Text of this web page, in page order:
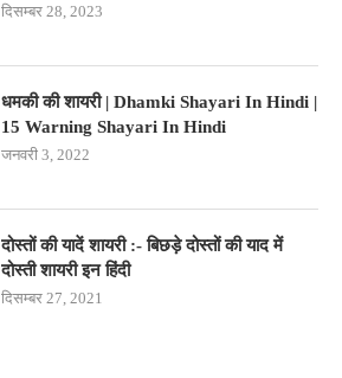
दिसम्बर 28, 2023
धमकी की शायरी | Dhamki Shayari In Hindi |
15 Warning Shayari In Hindi
जनवरी 3, 2022
दोस्तों की यादें शायरी :- बिछड़े दोस्तों की याद में
दोस्ती शायरी इन हिंदी
दिसम्बर 27, 2021